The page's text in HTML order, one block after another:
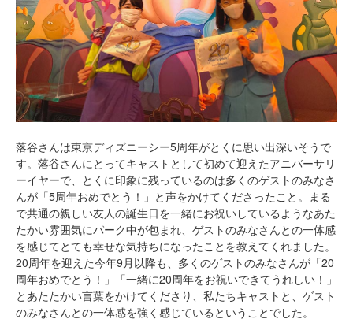
落谷さんは東京ディズニーシー5周年がとくに思い出深いそうで
す。落谷さんにとってキャストとして初めて迎えたアニバーサリ
ーイヤーで、とくに印象に残っているのは多くのゲストのみなさ
んが「5周年おめでとう！」と声をかけてくださったこと。まる
で共通の親しい友人の誕生日を一緒にお祝いしているようなあた
たかい雰囲気にパーク中が包まれ、ゲストのみなさんとの一体感
を感じてとても幸せな気持ちになったことを教えてくれました。
20周年を迎えた今年9月以降も、多くのゲストのみなさんが「20
周年おめでとう！」「一緒に20周年をお祝いできてうれしい！」
とあたたかい言葉をかけてくださり、私たちキャストと、ゲスト
のみなさんとの一体感を強く感じているということでした。